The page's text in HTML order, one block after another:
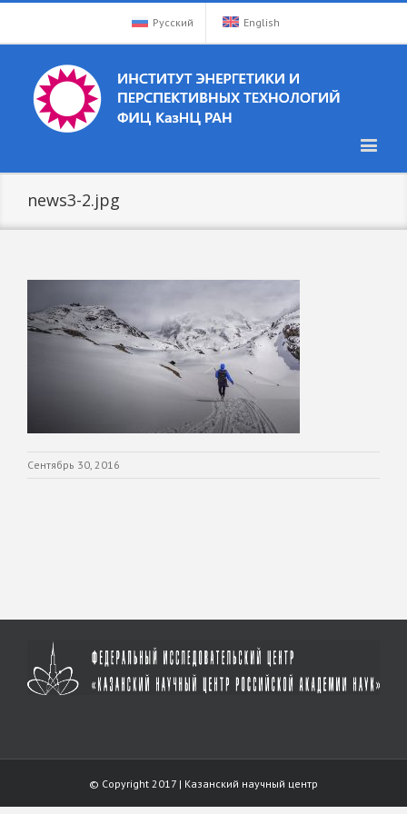
Русский English
news3-2.jpg
Сентябрь 30, 2016
© Copyright 2017 | Казанский научный центр